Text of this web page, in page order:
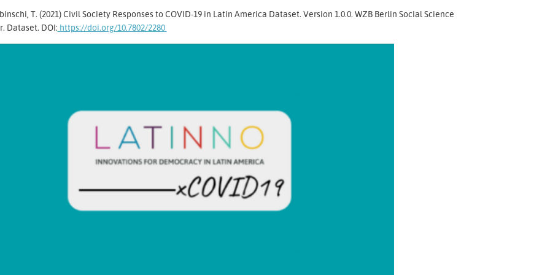
T. (2021) Civil Society Responses to COVID-19 in Latin America Dataset. Version 1.0.0. WZB Berlin Social Science
Dataset. DOI: https://doi.org/10.7802/2280